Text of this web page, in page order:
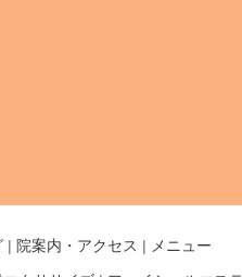
| 院案内・アクセス | メニュー